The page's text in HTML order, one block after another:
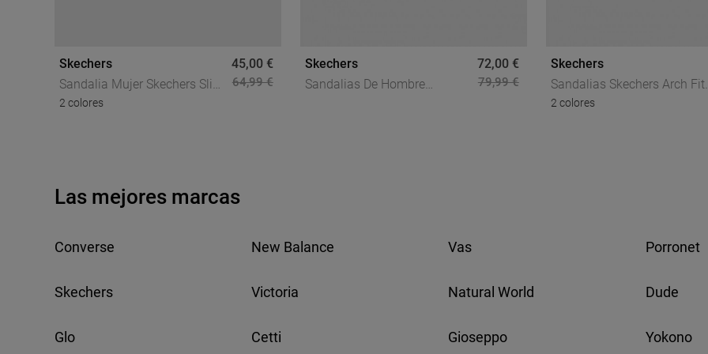
Skechers
Sandalia Mujer Skechers Slip-
Ins BOBS Desert Kiss Golden
2 colores
45,00 €
64,99 €
Skechers
Sandalias De Hombre
72,00 €
79,99 €
Skechers
Sandalias Skechers Arch Fit
2.0 Go-Getter Mujer
2 colores
Las mejores marcas
Converse New Balance Vas Porronet
Skechers Victoria Natural World Dude
Glo Cetti Gioseppo Yokono